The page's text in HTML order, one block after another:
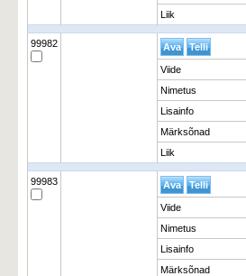
Liik
99982
Viide
Nimetus
Lisainfo
Märksõnad
Liik
99983
Viide
Nimetus
Lisainfo
Märksõnad